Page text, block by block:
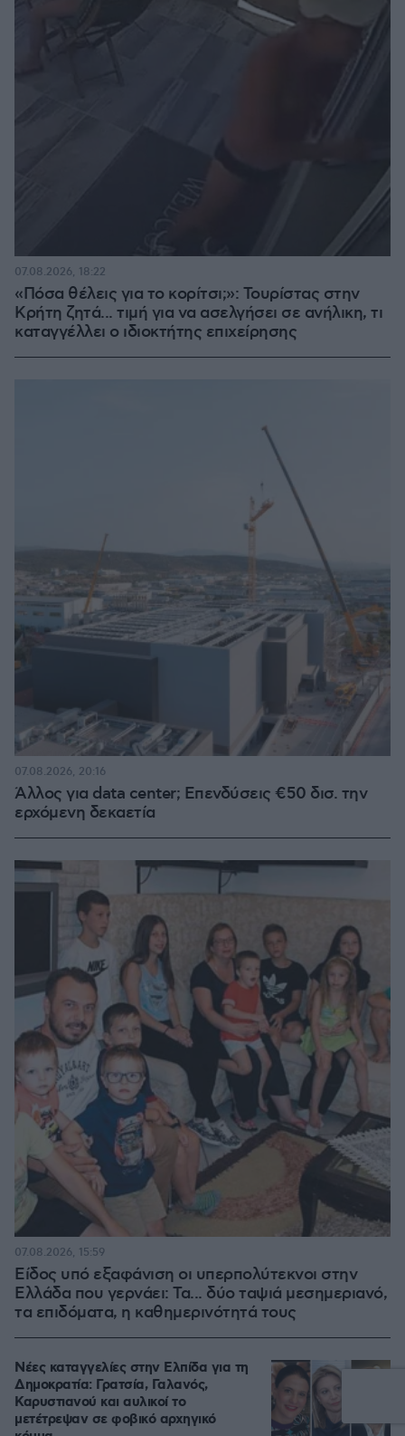
«Πόσα θέλεις για το κορίτσι;»: Τουρίστας στην
Κρήτη ζητά... τιμή για να ασελγήσει σε ανήλικη, τι
καταγγέλλει ο ιδιοκτήτης επιχείρησης
07.08.2026, 18:22
Άλλος για data center; Επενδύσεις €50 δισ. την
ερχόμενη δεκαετία
07.08.2026, 20:16
Είδος υπό εξαφάνιση οι υπερπολύτεκνοι στην
Ελλάδα που γερνάει: Τα... δύο ταψιά μεσημεριανό,
τα επιδόματα, η καθημερινότητά τους
07.08.2026, 15:59
Νέες καταγγελίες στην Ελπίδα για τη
Δημοκρατία: Γρατσία, Γαλανός,
Καρυστιανού και αυλικοί το
μετέτρεψαν σε φοβικό αρχηγικό